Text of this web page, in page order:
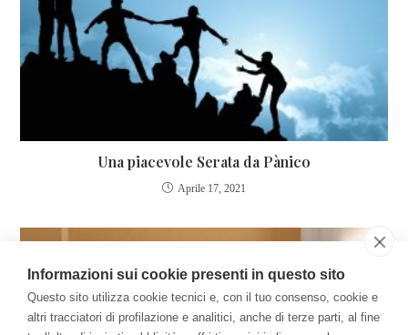
Una piacevole Serata da Pànico
Aprile 17, 2021
Informazioni sui cookie presenti in questo sito
Questo sito utilizza cookie tecnici e, con il tuo consenso, cookie e
altri tracciatori di profilazione e analitici, anche di terze parti, al fine